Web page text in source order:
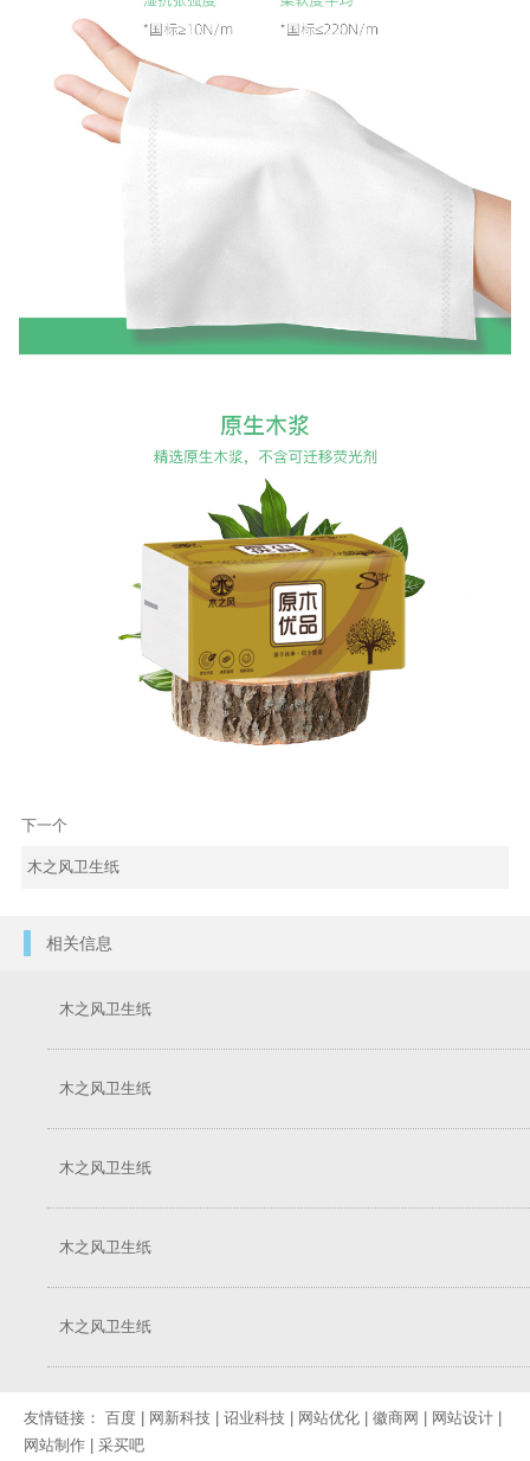
下一个
木之风卫生纸
相关信息
木之风卫生纸
木之风卫生纸
木之风卫生纸
木之风卫生纸
木之风卫生纸
友情链接： 百度 网新科技 诏业科技 网站优化 徽商网 网站设计
网站制作
采买吧